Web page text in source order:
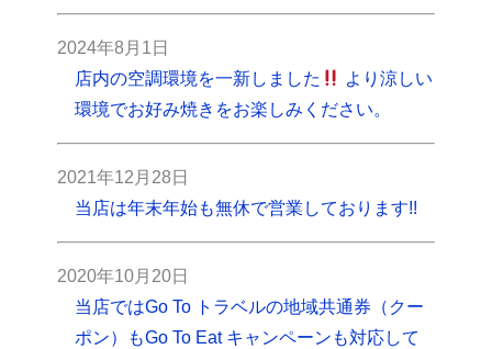
2024年8月1日
店内の空調環境を一新しました
より涼しい
環境でお好み焼きをお楽しみください。
2021年12月28日
当店は年末年始も無休で営業しております!!
2020年10月20日
当店ではGo To トラベルの地域共通券（クー
ポン）もGo To Eat キャンペーンも対応して